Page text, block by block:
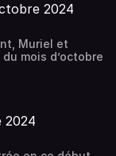
2024
Muriel et
mois d’octobre
2024